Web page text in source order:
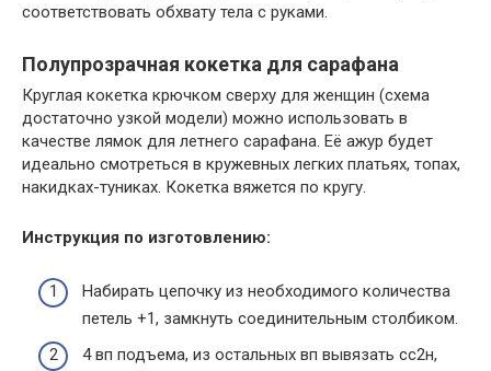
соответствовать обхвату тела с руками.
Полупрозрачная кокетка для сарафана
Круглая кокетка крючком сверху для женщин (схема
достаточно узкой модели) можно использовать в
качестве лямок для летнего сарафана. Её ажур будет
идеально смотреться в кружевных легких платьях, топах,
накидках-туниках. Кокетка вяжется по кругу.
Инструкция по изготовлению:
Набирать цепочку из необходимого количества
петель +1, замкнуть соединительным столбиком.
4 вп подъема, из остальных вп вывязать сс2н,